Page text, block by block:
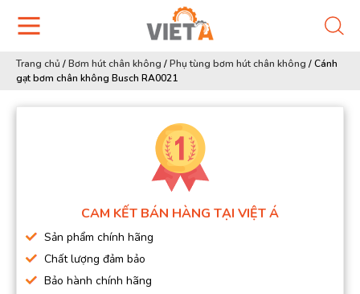
Trang chủ /Bơm hút chân không /Phụ tùng bơm hút chân không /Cánh
gạt bơm chân không Busch RA0021
CAM KẾT BÁN HÀNG TẠI VIỆT Á
Sản phẩm chính hãng
Chất lượng đảm bảo
Bảo hành chính hãng